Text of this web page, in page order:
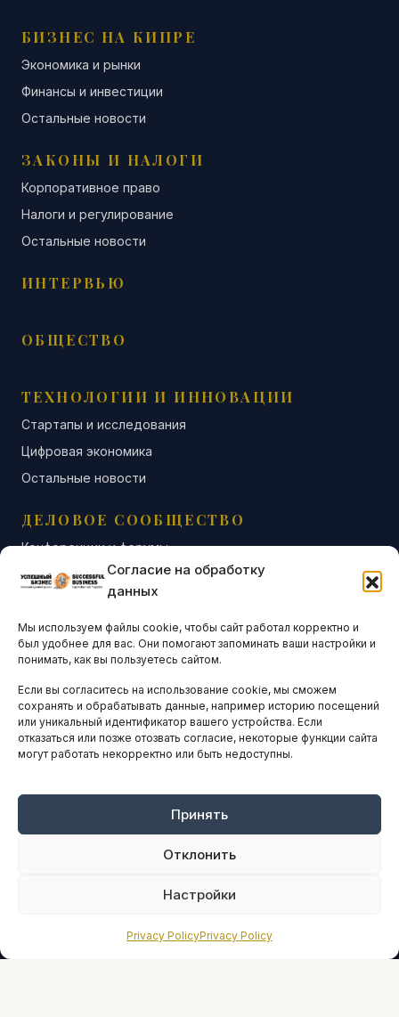
Согласие на обработку
данных
Мы используем файлы cookie, чтобы сайт работал корректно и
был удобнее для вас. Они помогают запоминать ваши настройки и
понимать, как вы пользуетесь сайтом.
Если вы согласитесь на использование cookie, мы сможем
сохранять и обрабатывать данные, например историю посещений
или уникальный идентификатор вашего устройства. Если
отказаться или позже отозвать согласие, некоторые функции сайта
могут работать некорректно или быть недоступны.
Принять
Отклонить
Настройки
Privacy PolicyPrivacy Policy
БИЗНЕС НА КИПРЕ
Экономика и рынки
Финансы и инвестиции
Остальные новости
ЗАКОНЫ И НАЛОГИ
Корпоративное право
Налоги и регулирование
Остальные новости
ИНТЕРВЬЮ
ОБЩЕСТВО
ТЕХНОЛОГИИ И ИННОВАЦИИ
Стартапы и исследования
Цифровая экономика
Остальные новости
ДЕЛОВОЕ СООБЩЕСТВО
Конференции и форумы
Бизнес-клубы и ассоциации
Остальные новости
АНАЛИТИКА И СТАТИСТИКА
ARTICLES IN ENGLISH
НАВИГАЦИЯ
Оплата онлайн